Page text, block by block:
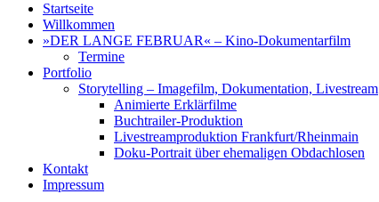
Startseite
Willkommen
»DER LANGE FEBRUAR« – Kino-Dokumentarfilm
Termine
Portfolio
Storytelling – Imagefilm, Dokumentation, Livestream
Animierte Erklärfilme
Buchtrailer-Produktion
Livestreamproduktion Frankfurt/Rheinmain
Doku-Portrait über ehemaligen Obdachlosen
Kontakt
Impressum